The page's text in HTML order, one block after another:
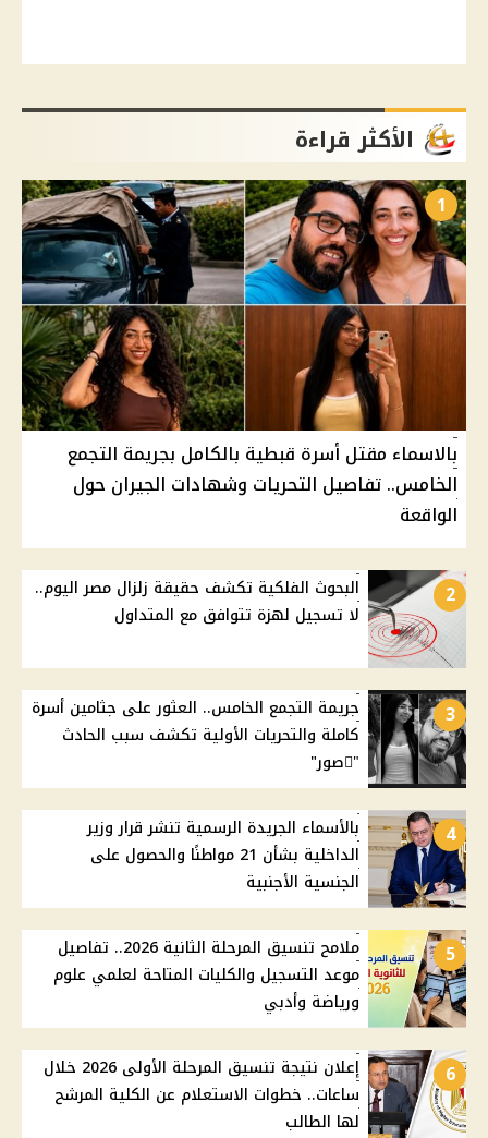
الأكثر قراءة
1
بالاسماء مقتل أسرة قبطية بالكامل بجريمة التجمع
الخامس.. تفاصيل التحريات وشهادات الجيران حول
الواقعة
2
البحوث الفلكية تكشف حقيقة زلزال مصر اليوم..
لا تسجيل لهزة تتوافق مع المتداول
3
جريمة التجمع الخامس.. العثور على جثامين أسرة
كاملة والتحريات الأولية تكشف سبب الحادث
"ًصور"
4
بالأسماء الجريدة الرسمية تنشر قرار وزير
الداخلية بشأن 21 مواطنًا والحصول على
الجنسية الأجنبية
5
ملامح تنسيق المرحلة الثانية 2026.. تفاصيل
موعد التسجيل والكليات المتاحة لعلمي علوم
ورياضة وأدبي
6
إعلان نتيجة تنسيق المرحلة الأولى 2026 خلال
ساعات.. خطوات الاستعلام عن الكلية المرشح
لها الطالب